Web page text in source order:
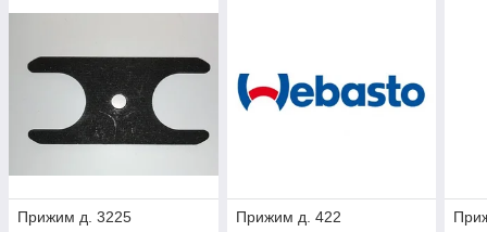
Прижим д. 3225 Прижим д. 422